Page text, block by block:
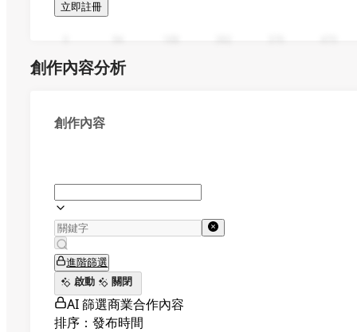
立即註冊
創作內容分析
創作內容
進階篩選
啟動
關閉
AI 篩選商業合作內容
排序：發布時間